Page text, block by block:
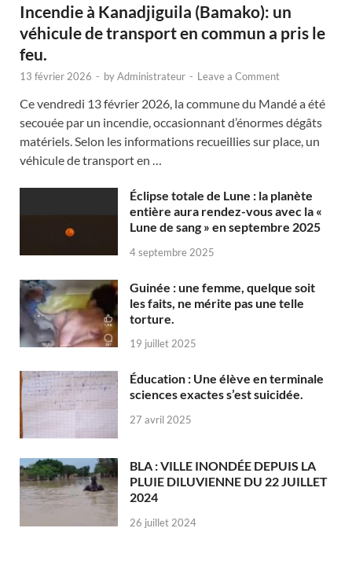
Incendie à Kanadjiguila (Bamako): un
véhicule de transport en commun a pris le
feu.
13 février 2026 - byAdministrateur - Leave a Comment
Ce vendredi 13 février 2026, la commune du Mandé a été
secouée par un incendie, occasionnant d’énormes dégâts
matériels. Selon les informations recueillies sur place, un
véhicule de transport en …
Éclipse totale de Lune : la planète
entière aura rendez-vous avec la «
Lune de sang » en septembre 2025
4 septembre 2025
Guinée : une femme, quelque soit
les faits, ne mérite pas une telle
torture.
19 juillet 2025
Éducation : Une élève en terminale
sciences exactes s’est suicidée.
27 avril 2025
BLA : VILLE INONDÉE DEPUIS LA
PLUIE DILUVIENNE DU 22 JUILLET
2024
26 juillet 2024